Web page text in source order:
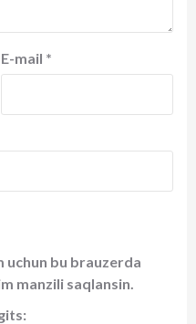
E-mail *
bu brauzerda
manzili saqlansin.